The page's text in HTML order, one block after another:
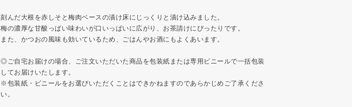
刻んだ大根を赤しそと梅肉ベースの漬け床にじっくりと漬け込みました。
梅の濃厚な甘酸っぱい味わいが口いっぱいに広がり、お茶請けにぴったりです。
また、かつおの風味も効いているため、ごはんやお酒にもよくあいます。
◎ご自宅お届けの場合、ご注文いただいた商品を包装紙または専用ビニールで一括包装
してお届けいたします。
※包装紙・ビニールをお選びいただくことはできかねますのであらかじめご了承くださ
い。